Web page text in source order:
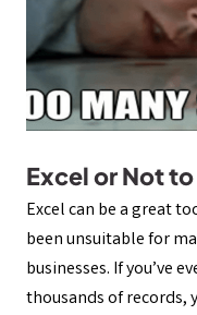
Excel or Not
Excel can be a great
been unsuitable for
businesses. If you’ve
thousands of records,